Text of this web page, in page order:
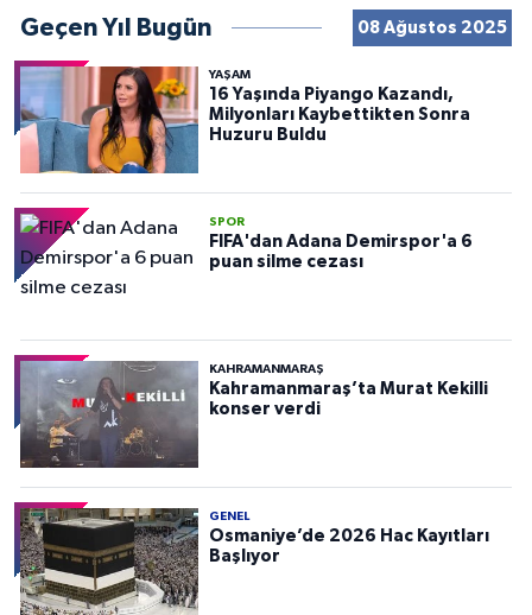
Geçen Yıl Bugün 08 Ağustos 2025
YAŞAM
16 Yaşında Piyango Kazandı,
Milyonları Kaybettikten Sonra
Huzuru Buldu
SPOR
FIFA'dan Adana Demirspor'a 6
puan silme cezası
KAHRAMANMARAŞ
Kahramanmaraş’ta Murat Kekilli
konser verdi
GENEL
Osmaniye’de 2026 Hac Kayıtları
Başlıyor